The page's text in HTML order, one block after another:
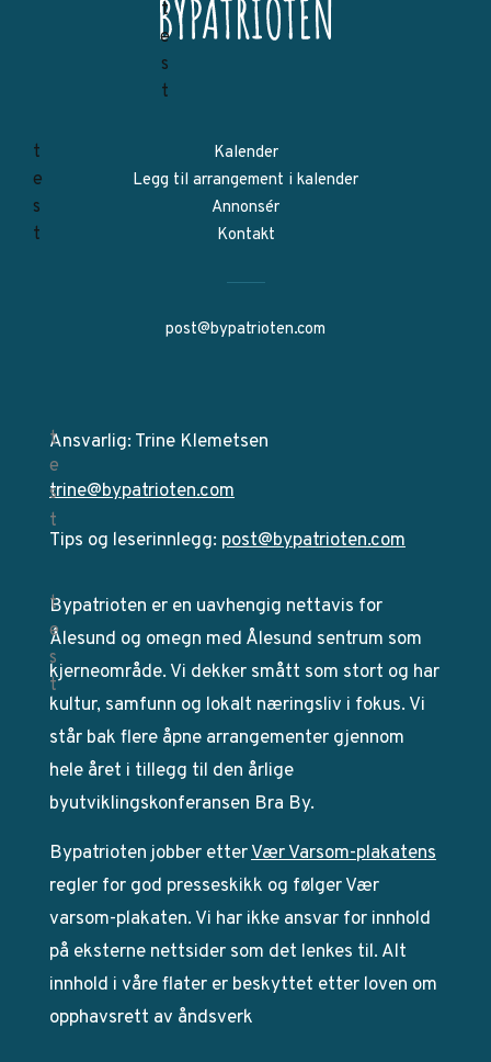
Kalender
Legg til arrangement i kalender
Annonsér
Kontakt
post@bypatrioten.com
Ansvarlig: Trine Klemetsen
trine@bypatrioten.com
Tips og leserinnlegg: post@bypatrioten.com
Bypatrioten er en uavhengig nettavis for
Ålesund og omegn med Ålesund sentrum som
kjerneområde. Vi dekker smått som stort og har
kultur, samfunn og lokalt næringsliv i fokus. Vi
står bak flere åpne arrangementer gjennom
hele året i tillegg til den årlige
byutviklingskonferansen Bra By.
Bypatrioten jobber etterVær Varsom-plakatens
regler for god presseskikk og følger Vær
varsom-plakaten. Vi har ikke ansvar for innhold
på eksterne nettsider som det lenkes til. Alt
innhold i våre flater er beskyttet etter loven om
opphavsrett av åndsverk